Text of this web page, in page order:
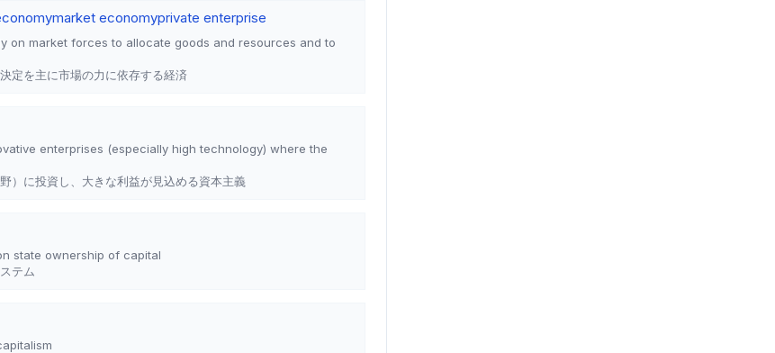
market economyprivate enterprise
on market forces to allocate goods and resources and to
定を主に市場の力に依存する経済
enterprises (especially high technology) where the
）に投資し、大きな利益が見込める資本主義
state ownership of capital
テム